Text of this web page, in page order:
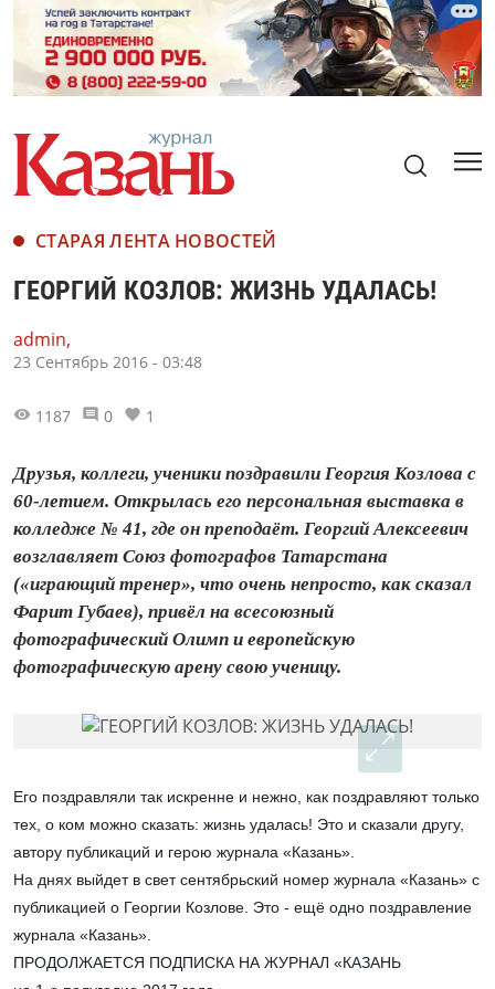
СТАРАЯ ЛЕНТА НОВОСТЕЙ
ГЕОРГИЙ КОЗЛОВ: ЖИЗНЬ УДАЛАСЬ!
admin,
23 Сентябрь 2016 - 03:48
1187 0 1
Друзья, коллеги, ученики поздравили Георгия Козлова с
60-летием. Открылась его персональная выставка в
колледже № 41, где он преподаёт. Георгий Алексеевич
возглавляет Союз фотографов Татарстана
(«играющий тренер», что очень непросто, как сказал
Фарит Губаев), привёл на всесоюзный
фотографический Олимп и европейскую
фотографическую арену свою ученицу.
Его поздравляли так искренне и нежно, как поздравляют только
тех, о ком можно сказать: жизнь удалась! Это и сказали другу,
автору публикаций и герою журнала «Казань».
На днях выйдет в свет сентябрьский номер журнала «Казань» с
публикацией о Георгии Козлове. Это - ещё одно поздравление
журнала «Казань».
ПРОДОЛЖАЕТСЯ ПОДПИСКА НА ЖУРНАЛ «КАЗАНЬ